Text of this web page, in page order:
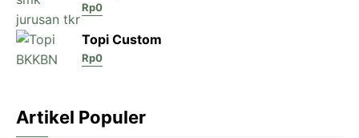
Rp0
Topi Custom
Rp0
Artikel Populer